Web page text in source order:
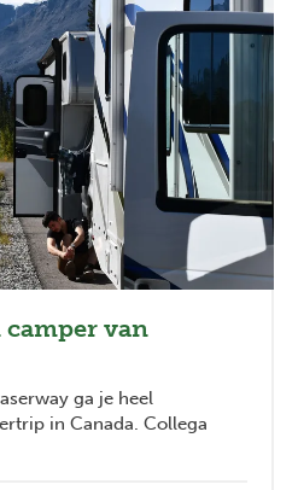
camper van
ga je heel
in Canada. Collega